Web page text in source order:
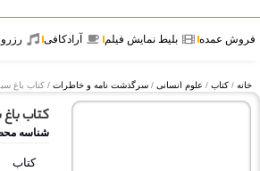
عمده بلیط نمایش فیلم آرادکافی رزرو فضای
کتاب/ علوم انسانی/سرگذشت نامه و خاطرات / کتاب باغ سبز اثر
کتاب باغ
شناسه محصول
کتاب باغ